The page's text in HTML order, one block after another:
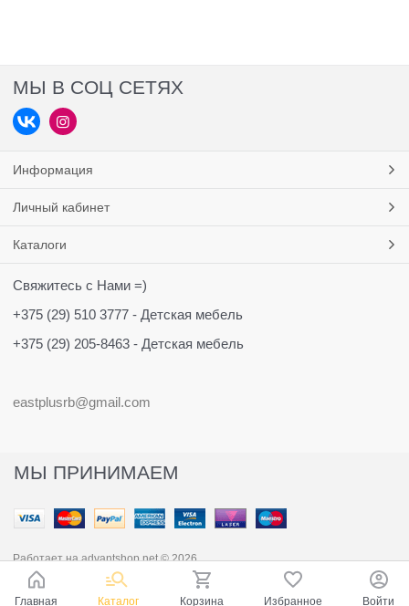
МЫ В СОЦ СЕТЯХ
Информация
Личный кабинет
Каталоги
Свяжитесь с Нами =)
+375 (29) 510 3777 - Детская мебель
+375 (29) 205-8463 - Детская мебель
eastplusrb@gmail.com
МЫ ПРИНИМАЕМ
Работает на advantshop.net © 2026
Главная Каталог Корзина Избранное Войти